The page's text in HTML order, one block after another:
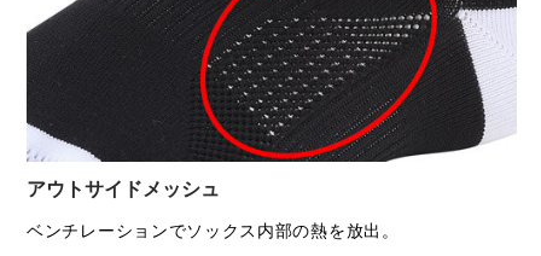
アウトサイドメッシュ
ベンチレーションでソックス内部の熱を放出。